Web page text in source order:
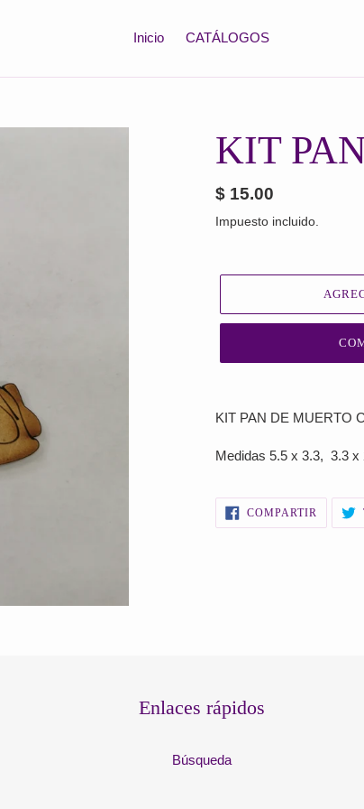
Inicio CATÁLOGOS
KIT
Precio
habitual
$ 15.00
Impuesto incluido.
el
a
de
compra
KIT PAN DE MUERTO
Medidas 5.5 x 3.3, 3.3 x
COMPARTIR
EN
Enlaces rápidos
Búsqueda